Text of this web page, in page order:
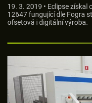
19. 3. 2019 • Eclipse získal
12647 fungující dle Fogra
ofsetová i digitální výroba.